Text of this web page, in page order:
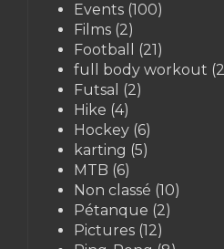
Events (100)
Films (2)
Football
(21)
full body workout
Futsal (2)
Hike (4)
Hockey (6)
karting (5)
MTB (6)
Non classé (10)
Pétanque (2)
Pictures (12)